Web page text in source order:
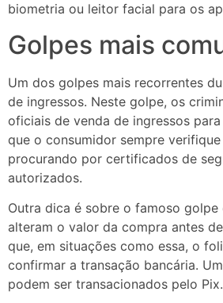
biometria ou leitor facial para os
Golpes mais
Um dos golpes mais recorrentes
de ingressos. Neste golpe, os
oficiais de venda de ingressos
que o consumidor sempre
procurando por certificados de
autorizados.
Outra dica é sobre o famoso
alteram o valor da compra antes
que, em situações como essa, o
confirmar a transação bancária.
podem ser transacionados pelo Pix.